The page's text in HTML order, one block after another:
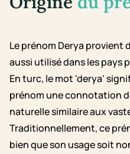
Le prénom Derya provient
aussi utilisé dans les pays
En turc, le mot 'derya'
prénom une connotation
naturelle similaire aux
Traditionnellement, ce
bien que son usage soit